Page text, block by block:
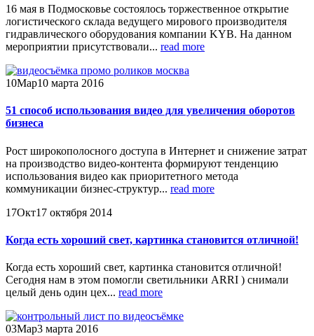
16 мая в Подмосковье состоялось торжественное открытие
логистического склада ведущего мирового производителя
гидравлического оборудования компании KYB. На данном
мероприятии присутствовали... read more
10Мар10 марта 2016
51 способ использования видео для увеличения оборотов
бизнеса
Рост широкополосного доступа в Интернет и снижение затрат
на производство видео-контента формируют тенденцию
использования видео как приоритетного метода
коммуникации бизнес-структур... read more
17Окт17 октября 2014
Когда есть хороший свет, картинка становится отличной!
Когда есть хороший свет, картинка становится отличной!
Сегодня нам в этом помогли светильники ARRI ) снимали
целый день один цех... read more
03Мар3 марта 2016